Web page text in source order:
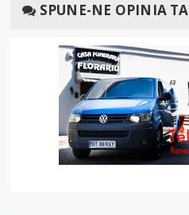
SPUNE-NE OPINIA TA